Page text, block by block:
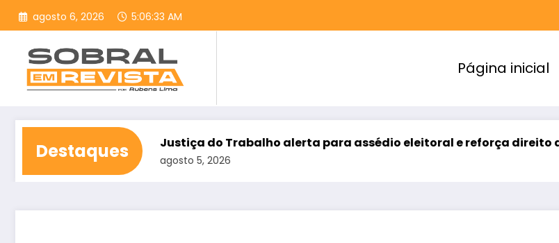
Pular
para
conteúdo
agosto 6, 2026 5:06:35 AM
Página inicial
Destaques
Justiça do Trabalho alerta para assédio eleitoral e reforça direito ao voto livre nas
agosto 5, 2026